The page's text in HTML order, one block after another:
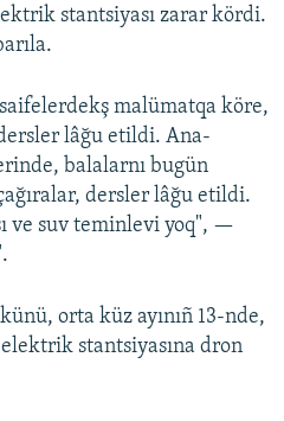
stantsiyası zarar kördi.
malümatqa köre,
lâğu etildi. Ana-
balalarnı bugün
dersler lâğu etildi.
ve suv teminlevi yoq", —
orta küz ayınıñ 13-nde,
stantsiyasına dron